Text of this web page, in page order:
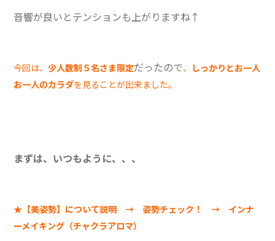
音響が良いとテンションも上がりますね↑
今回は、少人数制５名さま限定だったので、 しっかりとお一人
お一人のカラダを見ることが出来ました。
まずは、いつもように、、、
★【美姿勢】について説明 → 姿勢チェック！ → インナ
ーメイキング（チャクラアロマ）